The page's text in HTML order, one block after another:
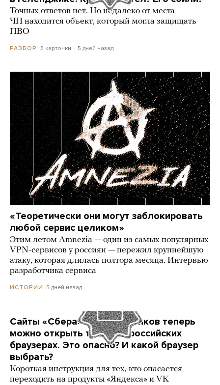
Точных ответов нет. Но недалеко от места
ЧП находится объект, который могла защищать
ПВО
РАЗБОР 3 карточки 5 дней назад
«Теоретически они могут заблокировать
любой сервис целиком»
Этим летом Amnezia — один из самых популярных
VPN-сервисов у россиян — пережил крупнейшую
атаку, которая длилась полтора месяца. Интервью
разработчика сервиса
ИСТОРИИ 5 дней назад
Сайты «Сбера» и других банков теперь
можно открыть только в российских
браузерах. Это опасно? И какой браузер
выбрать?
Короткая инструкция для тех, кто опасается
переходить на продукты «Яндекса» и VK